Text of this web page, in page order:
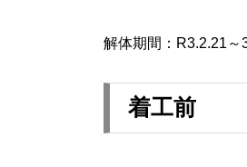
解体期間：R3.2.21～
着工前